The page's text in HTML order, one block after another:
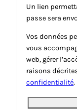
Un lien
passe sera
Vos données
vous
web, gérer
raisons
confidentialité.